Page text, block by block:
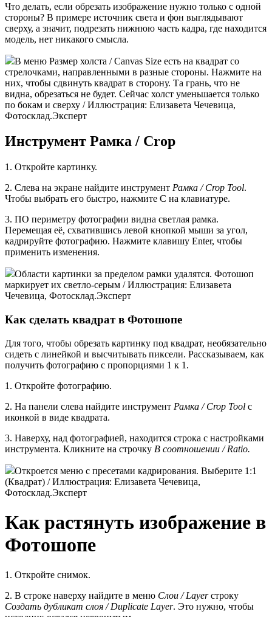
Что делать, если обрезать изображение нужно только с одной
стороны? В примере источник света и фон выглядывают
сверху, а значит, подрезать нижнюю часть кадра, где находится
модель, нет никакого смысла.
В меню Размер холста / Canvas Size есть на квадрат со
стрелочками, направленными в разные стороны. Нажмите на
них, чтобы сдвинуть квадрат в сторону. Та грань, что не
видна, обрезаться не будет. Сейчас холст уменьшается только
по бокам и сверху / Иллюстрация: Елизавета Чечевица,
Фотосклад.Эксперт
Инструмент Рамка / Crop
1. Откройте картинку.
2. Слева на экране найдите инструмент Рамка / Crop Tool.
Чтобы выбрать его быстро, нажмите C на клавиатуре.
3. ПО периметру фотографии видна светлая рамка.
Перемещая её, схватившись левой кнопкой мыши за угол,
кадрируйте фотографию. Нажмите клавишу Enter, чтобы
применить изменения.
Области картинки за пределом рамки удалятся. Фотошоп
маркирует их светло-серым / Иллюстрация: Елизавета
Чечевица, Фотосклад.Эксперт
Как сделать квадрат в Фотошопе
Для того, чтобы обрезать картинку под квадрат, необязательно
сидеть с линейкой и высчитывать пиксели. Рассказываем, как
получить фотографию с пропорциями 1 к 1.
1. Откройте фотографию.
2. На панели слева найдите инструмент Рамка / Crop Tool с
иконкой в виде квадрата.
3. Наверху, над фотографией, находится строка с настройками
инструмента. Кликните на строчку В соотношении / Ratio.
Откроется меню с пресетами кадрирования. Выберите 1:1
(Квадрат) / Иллюстрация: Елизавета Чечевица,
Фотосклад.Эксперт
Как растянуть изображение в
Фотошопе
1. Откройте снимок.
2. В строке наверху найдите в меню Слои / Layerстроку
Создать дубликат слоя / Duplicate Layer. Это нужно, чтобы